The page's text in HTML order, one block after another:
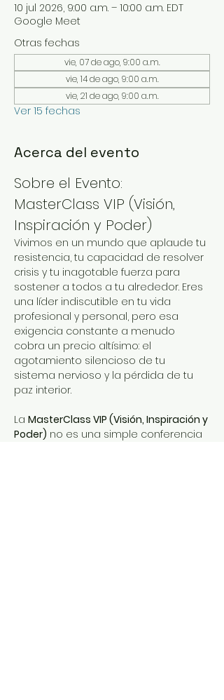
10 jul 2026, 9:00 a.m. – 10:00 a.m. EDT
Google Meet
Otras fechas
vie, 07 de ago, 9:00 a.m.
vie, 14 de ago, 9:00 a.m.
vie, 21 de ago, 9:00 a.m.
Ver 15 fechas
Acerca del evento
Sobre el Evento:
MasterClass VIP (Visión,
Inspiración y Poder)
Vivimos en un mundo que aplaude tu
resistencia, tu capacidad de resolver
crisis y tu inagotable fuerza para
sostener a todos a tu alrededor. Eres
una líder indiscutible en tu vida
profesional y personal, pero esa
exigencia constante a menudo
cobra un precio altísimo: el
agotamiento silencioso de tu
sistema nervioso y la pérdida de tu
paz interior.
La MasterClass VIP (Visión, Inspiración y
Poder) no es una simple conferencia